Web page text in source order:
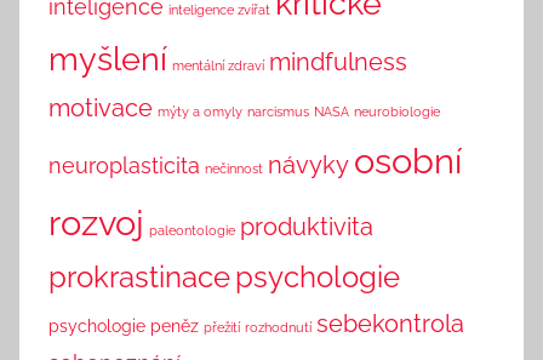
inteligence inteligence zvířat
myšlení mentální zdraví mindfulness
motivace mýty a omyly narcismus NASA neurobiologie
neuroplasticita nečinnost návyky osobní
rozvoj paleontologie produktivita
prokrastinacepsychologie
psychologie peněz přežití rozhodnutí sebekontrola